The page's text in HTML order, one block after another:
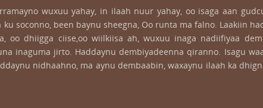
wuxuu yahay, in ilaah nuur yahay, oo isaga aan
soconno, been baynu sheegna, Oo runta ma falno. Laakiin
oo dhiigga ciise,oo wiilkiisa ah, wuxuu inaga nadiifiyaa
inaguma jirto. Haddaynu dembiyadeenna qiranno. Isagu
nidhaahno, ma aynu dembaabin, waxaynu ilaah ka